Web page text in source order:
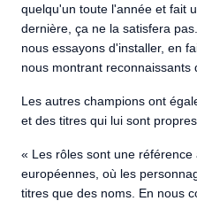
quelqu'un toute l'année et fait
dernière, ça ne la satisfera
nous essayons d'installer, en
nous montrant reconnaissants
Les autres champions ont
et des titres qui lui sont propres.
« Les rôles sont une
européennes, où les
titres que des noms. En nous